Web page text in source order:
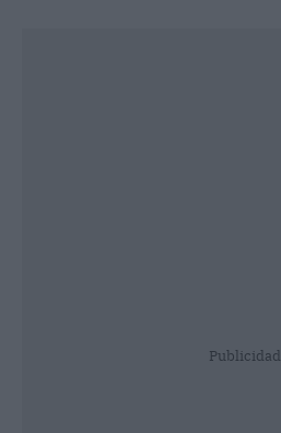
Publicidad